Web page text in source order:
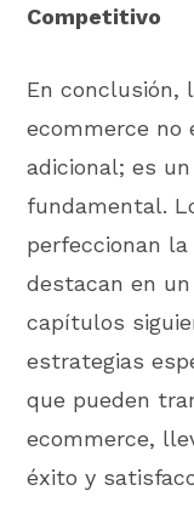
Competitivo
En conclusión,
ecommerce no
adicional; es
fundamental.
perfeccionan
destacan en
capítulos
estrategias
que pueden
ecommerce,
éxito y